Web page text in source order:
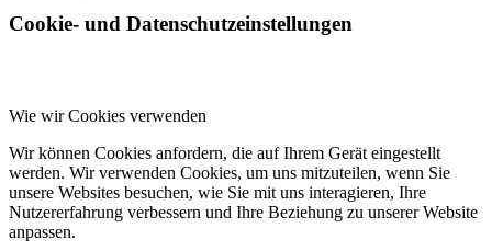
Cookie- und Datenschutzeinstellungen
Wie wir Cookies verwenden
Wir können Cookies anfordern, die auf Ihrem Gerät eingestellt
werden. Wir verwenden Cookies, um uns mitzuteilen, wenn Sie
unsere Websites besuchen, wie Sie mit uns interagieren, Ihre
Nutzererfahrung verbessern und Ihre Beziehung zu unserer Website
anpassen.